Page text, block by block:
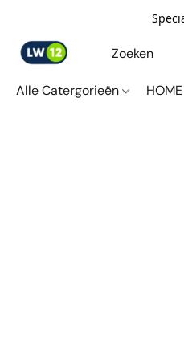
Alle Catergorieën HOME